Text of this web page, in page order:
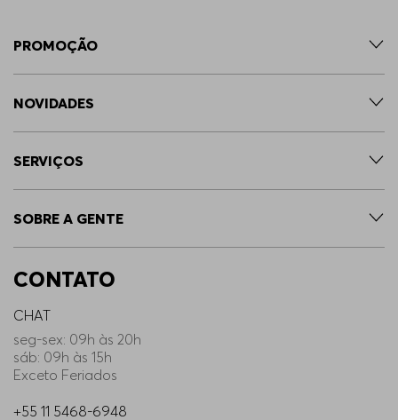
PROMOÇÃO
NOVIDADES
SERVIÇOS
SOBRE A GENTE
CONTATO
CHAT
seg-sex: 09h às 20h
sáb: 09h às 15h
Exceto Feriados
+55 11 5468-6948